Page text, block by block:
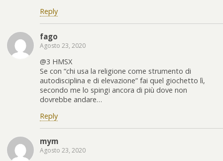
Reply
fago
Agosto 23, 2020
@3 HMSX
Se con “chi usa la religione come strumento di
autodisciplina e di elevazione” fai quel giochetto lì,
secondo me lo spingi ancora di più dove non
dovrebbe andare…
Reply
mym
Agosto 23, 2020